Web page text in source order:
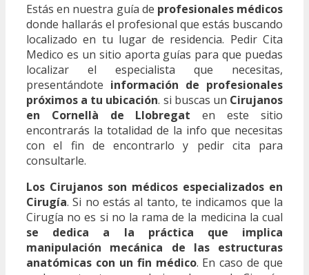
Estás en nuestra guía de profesionales médicos
donde hallarás el profesional que estás buscando
localizado en tu lugar de residencia. Pedir Cita
Medico es un sitio aporta guías para que puedas
localizar el especialista que necesitas,
presentándote información de profesionales
próximos a tu ubicación. si buscas un Cirujanos
en Cornellà de Llobregat en este sitio
encontrarás la totalidad de la info que necesitas
con el fin de encontrarlo y pedir cita para
consultarle.
Los Cirujanos son médicos especializados en
Cirugía. Si no estás al tanto, te indicamos que la
Cirugía no es si no la rama de la medicina la cual
se dedica a la práctica que implica
manipulación mecánica de las estructuras
anatómicas con un fin médico. En caso de que